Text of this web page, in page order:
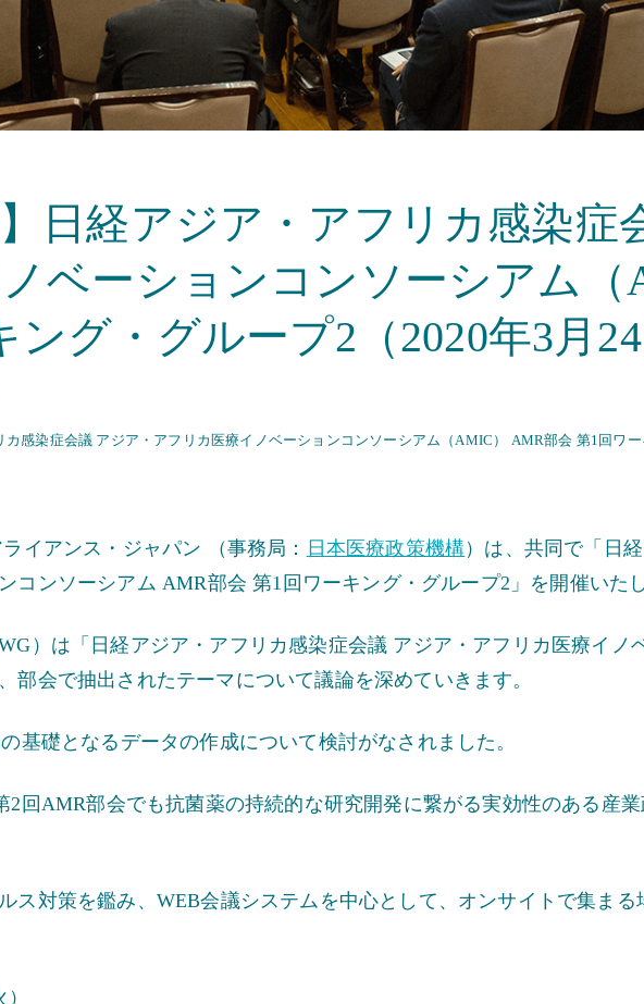
】日経アジア・アフリカ感染症
ベーションコンソーシアム
グ・グループ2（2020年3月24
カ感染症会議 アジア・アフリカ医療イノベーションコンソーシアム（AMIC） AMR部会 第1回ワ
イアンス・ジャパン （事務局： 日本医療政策機構）は、共同で「日
コンソーシアム AMR部会 第1回ワーキング・グループ2」を開催いた
）は「日経アジア・アフリカ感染症会議 アジア・アフリカ医療イ
部会で抽出されたテーマについて議論を深めていきます。
基礎となるデータの作成について検討がなされました。
2回AMR部会でも抗菌薬の持続的な研究開発に繋がる実効性のある産
ス対策を鑑み、WEB会議システムを中心として、オンサイトで集まる